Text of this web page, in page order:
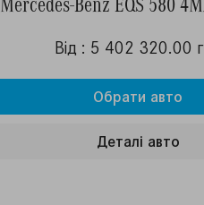
Від : 5 402 320.00
Обрати авто
Деталi авто